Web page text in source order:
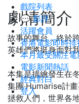
戲院列表
💬 影評
活躍會員
香港電影即時排
本月最受關注
電影新聞熱話
經典對白
登入
劇情簡介
故事的舞台，終於
英雄們將挺身面對
本集是描繪發生在
集團‧Humarise計
拯救人們，世界各